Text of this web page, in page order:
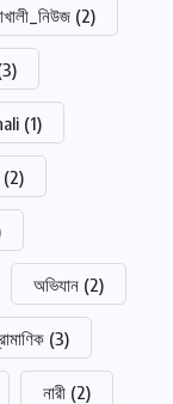
(2)
(1)
(2)
অভিযান (2)
(3)
নারী (2)